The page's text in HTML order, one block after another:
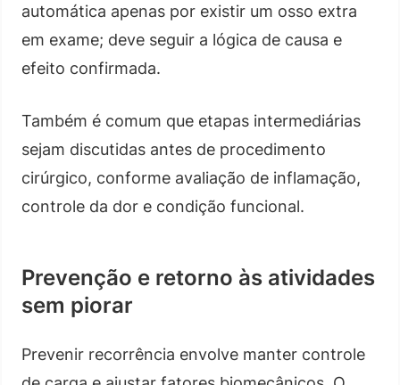
automática apenas por existir um osso extra
em exame; deve seguir a lógica de causa e
efeito confirmada.
Também é comum que etapas intermediárias
sejam discutidas antes de procedimento
cirúrgico, conforme avaliação de inflamação,
controle da dor e condição funcional.
Prevenção e retorno às atividades
sem piorar
Prevenir recorrência envolve manter controle